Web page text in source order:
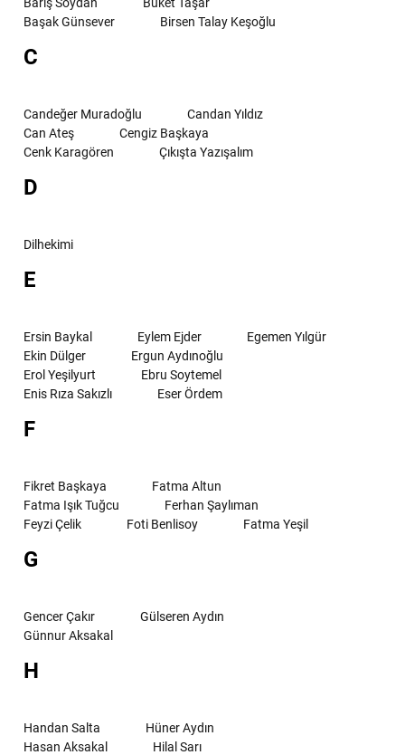
Başak Günsever
Birsen Talay Keşoğlu
C
Candeğer Muradoğlu
Candan Yıldız
Can Ateş
Cengiz Başkaya
Cenk Karagören
Çıkışta Yazışalım
D
Dilhekimi
E
Ersin Baykal Eylem Ejder
Egemen Yılgür
Ekin Dülger
Ergun Aydınoğlu
Erol Yeşilyurt
Ebru Soytemel
Enis Rıza Sakızlı
Eser Ördem
F
Fikret Başkaya
Fatma Altun
Fatma Işık Tuğcu
Ferhan Şaylıman
Feyzi Çelik
Foti Benlisoy Fatma Yeşil
G
Gencer Çakır
Gülseren Aydın
Günnur Aksakal
H
Handan Salta
Hüner Aydın
Hasan Aksakal
Hilal Sarı